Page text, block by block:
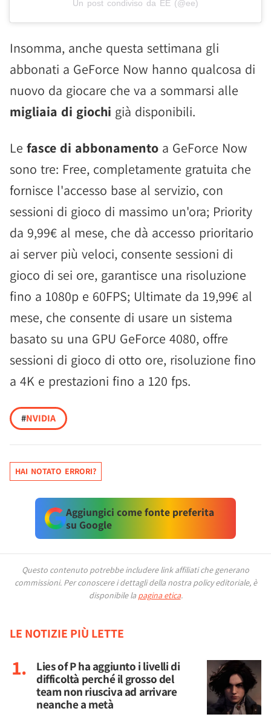
Un post condiviso da EE (@ee)
Insomma, anche questa settimana gli
abbonati a GeForce Now hanno qualcosa di
nuovo da giocare che va a sommarsi alle
migliaia di giochi già disponibili.
Le fasce di abbonamento a GeForce Now
sono tre: Free, completamente gratuita che
fornisce l'accesso base al servizio, con
sessioni di gioco di massimo un'ora; Priority
da 9,99€ al mese, che dà accesso prioritario
ai server più veloci, consente sessioni di
gioco di sei ore, garantisce una risoluzione
fino a 1080p e 60FPS; Ultimate da 19,99€ al
mese, che consente di usare un sistema
basato su una GPU GeForce 4080, offre
sessioni di gioco di otto ore, risoluzione fino
a 4K e prestazioni fino a 120 fps.
#NVIDIA
HAI NOTATO ERRORI?
Aggiungici come fonte preferita
su Google
Questo contenuto potrebbe includere link affiliati che generano
commissioni. Per conoscere i dettagli della nostra policy editoriale, è
disponibile la pagina etica.
LE NOTIZIE PIÙ LETTE
Lies of P ha aggiunto i livelli di
difficoltà perché il grosso del
team non riusciva ad arrivare
neanche a metà